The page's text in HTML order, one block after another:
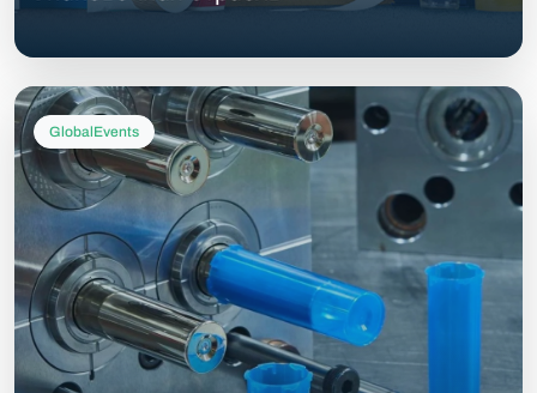
GlobalEvents